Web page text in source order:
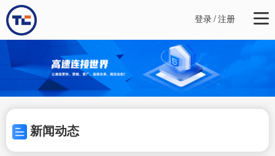
登录/注册
新闻动态